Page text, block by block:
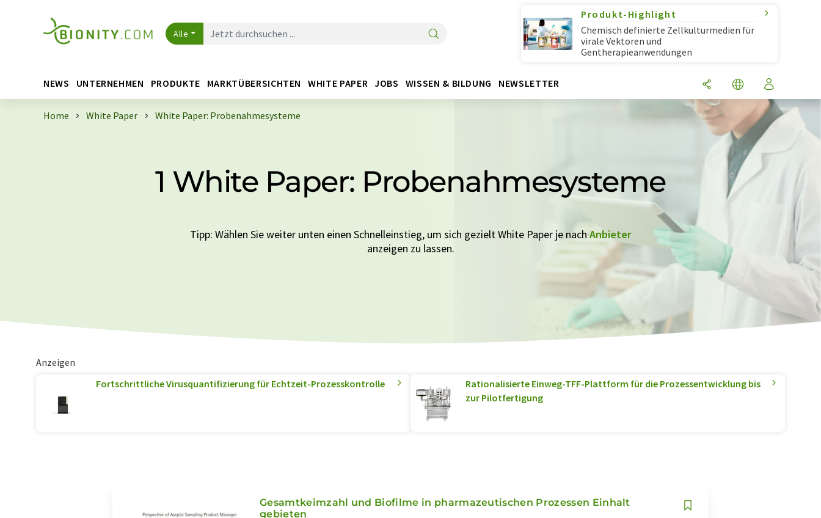
Alle
Produkt-Highlight
Chemisch definierte Zellkulturmedien für
virale Vektoren und
Gentherapieanwendungen
NEWS UNTERNEHMEN PRODUKTE MARKTÜBERSICHTEN WHITE PAPER JOBS WISSEN & BILDUNG NEWSLETTER
Home White Paper White Paper: Probenahmesysteme
1 White Paper: Probenahmesysteme
Tipp: Wählen Sie weiter unten einen Schnelleinstieg, um sich gezielt White Paper je nachAnbieter
anzeigen zu lassen.
Anzeigen
Fortschrittliche Virusquantifizierung für Echtzeit-Prozesskontrolle
Rationalisierte Einweg-TFF-Plattform für die Prozessentwicklung bis
zur Pilotfertigung
Gesamtkeimzahl und Biofilme in pharmazeutischen Prozessen Einhalt
gebieten